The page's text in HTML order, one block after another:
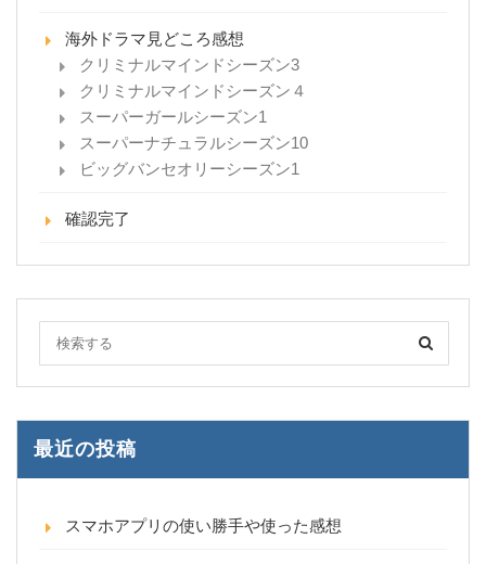
海外ドラマ見どころ感想
クリミナルマインドシーズン3
クリミナルマインドシーズン４
スーパーガールシーズン1
スーパーナチュラルシーズン10
ビッグバンセオリーシーズン1
確認完了
最近の投稿
スマホアプリの使い勝手や使った感想